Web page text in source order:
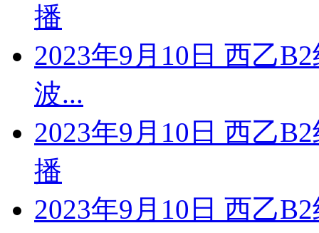
播
2023年9月10日 西乙
波...
2023年9月10日 西乙
播
2023年9月10日 西乙